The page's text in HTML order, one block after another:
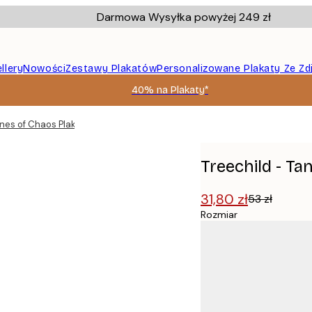
Darmowa Wysyłka powyżej 249 zł
NowościZestawy PlakatówPersonalizowane Plakaty Ze
40% na Plakaty*
of Chaos Plakat
Treechild -
31,80 zł53 zł
Rozmiar